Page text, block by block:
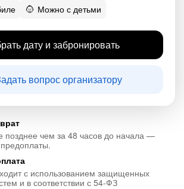
Можно с детьми
дату и забронировать
вопрос организатору
позднее чем за 48 часов до начала —
с использованием защищенных
и в соответствии с 54-ФЗ